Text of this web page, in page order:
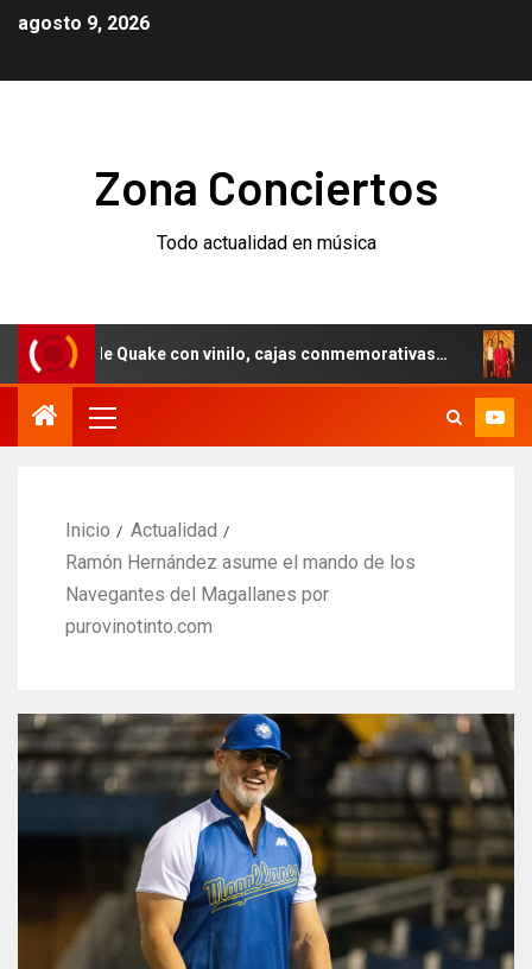
agosto 9, 2026
Zona Conciertos
Todo actualidad en música
de Quake con vinilo, cajas conmemorativas…
Inicio
Actualidad
Ramón Hernández asume el mando de los
Navegantes del Magallanes por
purovinotinto.com